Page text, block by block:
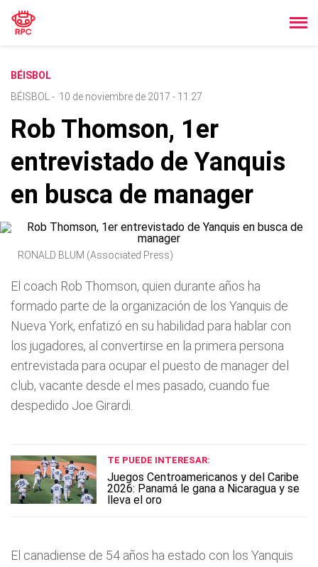
BÉISBOL
BÉISBOL
- 10 de noviembre de 2017 - 11:27
Rob Thomson, 1er
entrevistado de Yanquis
en busca de manager
RONALD BLUM (Associated Press)
El coach Rob Thomson, quien durante años ha
formado parte de la organización de los Yanquis de
Nueva York, enfatizó en su habilidad para hablar con
los jugadores, al convertirse en la primera persona
entrevistada para ocupar el puesto de manager del
club, vacante desde el mes pasado, cuando fue
despedido Joe Girardi.
TE PUEDE INTERESAR:
Juegos Centroamericanos y del Caribe
2026: Panamá le gana a Nicaragua y se
lleva el oro
El canadiense de 54 años ha estado con los Yanquis